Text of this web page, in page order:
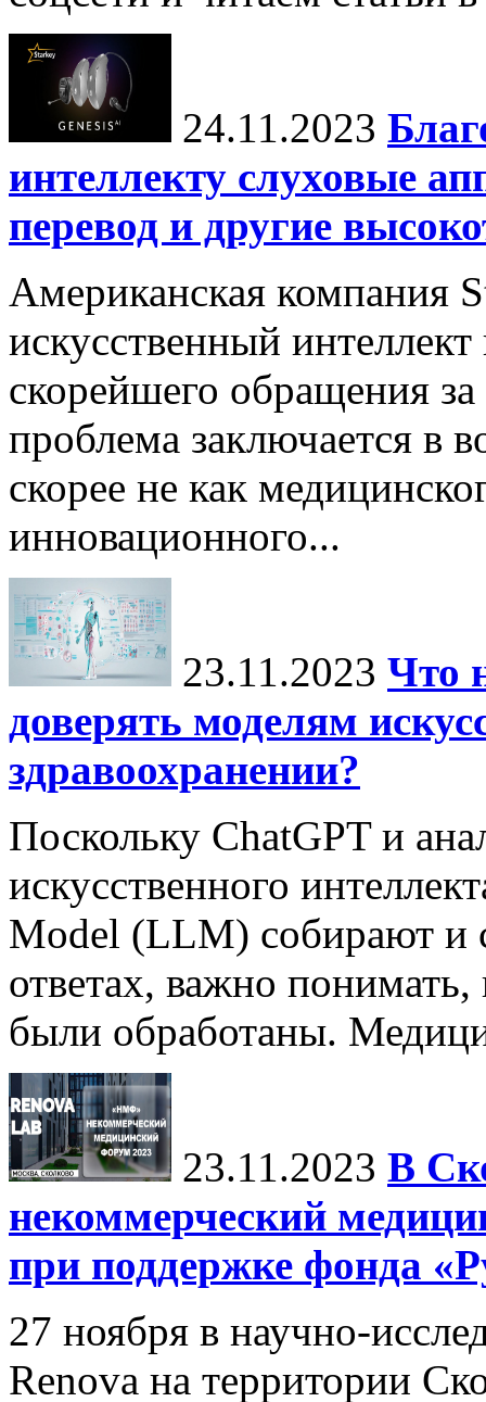
24.11.2023
интеллекту слуховые
перевод и другие
Американская компания
искусственный
скорейшего обращения
проблема заключается в
скорее не как
инновационного...
23.11.2023 Что
доверять моделям
здравоохранении?
Поскольку ChatGPT и
искусственного
Model (LLM) собирают и
ответах, важно
были обработаны.
23.11.2023 В
некоммерческий
при поддержке фонда
27 ноября в научно-
Renova на территории